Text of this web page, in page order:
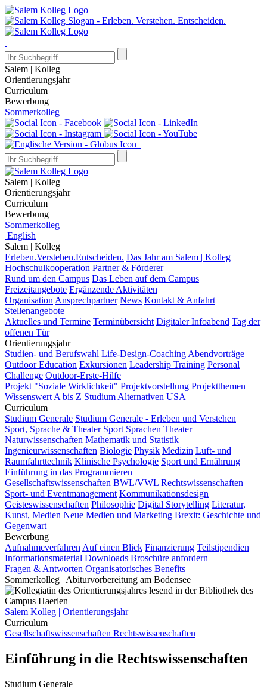
Salem | Kolleg
Orientierungsjahr
Curriculum
Bewerbung
Sommerkolleg
Salem | Kolleg
Orientierungsjahr
Curriculum
Bewerbung
Sommerkolleg
English
Salem | Kolleg
Erleben.Verstehen.Entscheiden. Das Jahr am Salem | Kolleg
Hochschulkooperation Partner & Förderer
Rund um den Campus Das Leben auf dem Campus
Freizeitangebote Ergänzende Aktivitäten
Organisation Ansprechpartner News Kontakt & Anfahrt
Stellenangebote
Aktuelles und Termine Terminübersicht Digitaler Infoabend Tag der
offenen Tür
Orientierungsjahr
Studien- und Berufswahl Life-Design-Coaching Abendvorträge
Outdoor Education Exkursionen Leadership Training Personal
Challenge Outdoor-Erste-Hilfe
Projekt "Soziale Wirklichkeit" Projektvorstellung Projektthemen
Wissenswert A bis Z Studium Alternativen USA
Curriculum
Studium Generale Studium Generale - Erleben und Verstehen
Sport, Sprache & Theater Sport Sprachen Theater
Naturwissenschaften Mathematik und Statistik
Ingenieurwissenschaften Biologie Physik Medizin Luft- und
Raumfahrttechnik Klinische Psychologie Sport und Ernährung
Einführung in das Programmieren
Gesellschaftswissenschaften BWL/VWL Rechtswissenschaften
Sport- und Eventmanagement Kommunikationsdesign
Geisteswissenschaften Philosophie Digital Storytelling Literatur,
Kunst, Medien Neue Medien und Marketing Brexit: Geschichte und
Gegenwart
Bewerbung
Aufnahmeverfahren Auf einen Blick Finanzierung Teilstipendien
Informationsmaterial Downloads Broschüre anfordern
Fragen & Antworten Organisatorisches Benefits
Sommerkolleg | Abiturvorbereitung am Bodensee
Salem Kolleg | Orientierungsjahr
Curriculum
Gesellschaftswissenschaften Rechtswissenschaften
Einführung in die Rechtswissenschaften
Studium Generale